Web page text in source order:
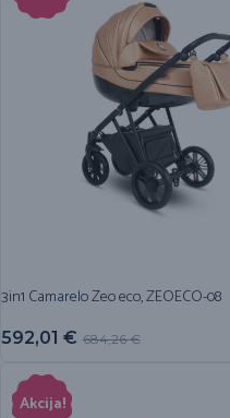
3in1 Camarelo Zeo eco, ZEOECO-08
684,26€
592,01 €
Akcija!